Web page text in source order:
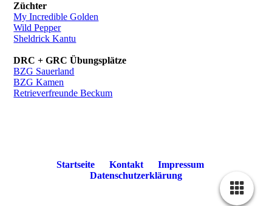
Züchter
My Incredible Golden
Wild Pepper
Sheldrick Kantu
DRC + GRC Übungsplätze
BZG Sauerland
BZG Kamen
Retrieverfreunde Beckum
Startseite Kontakt Impressum
Datenschutzerklärung